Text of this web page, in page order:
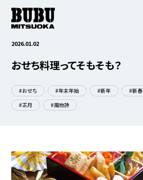
2026.01.02
おせち料理ってそもそも？
#おせち #年末年始 #新年 #新春
#正月
#風物詩